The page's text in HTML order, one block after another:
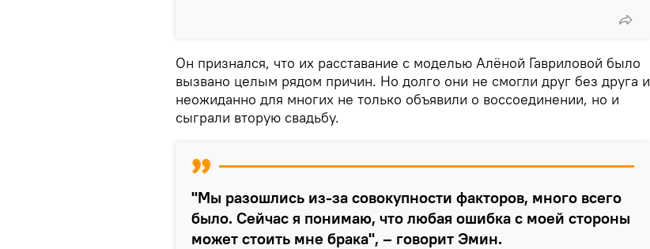
Он признался, что их расставание с моделью Алёной Гавриловой было
вызвано целым рядом причин. Но долго они не смогли друг без друга и
неожиданно для многих не только объявили о воссоединении, но и
сыграли вторую свадьбу.
"Мы разошлись из-за совокупности факторов, много всего
было. Сейчас я понимаю, что любая ошибка с моей стороны
может стоить мне брака", – говорит Эмин.